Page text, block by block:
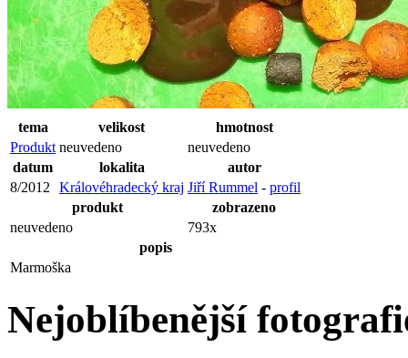
tema velikost
hmotnost
Produkt neuvedeno
neuvedeno
datum
lokalita
autor
8/2012
Královéhradecký kraj Jiří Rummel - profil
produkt
zobrazeno
neuvedeno
793x
popis
Marmoška
Nejoblíbenější